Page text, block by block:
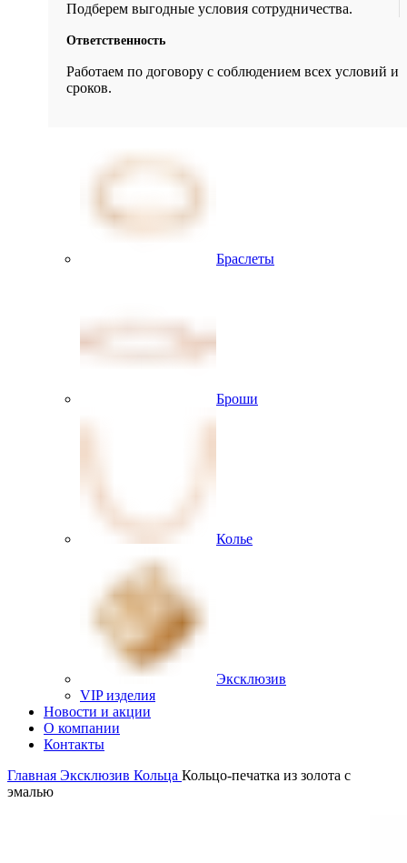
Подберем выгодные условия сотрудничества.
Ответственность
Работаем по договору с соблюдением всех условий и
сроков.
Браслеты
Броши
Колье
Эксклюзив
VIP изделия
Новости и акции
О компании
Контакты
Главная Эксклюзив Кольца Кольцо-печатка из золота с
эмалью